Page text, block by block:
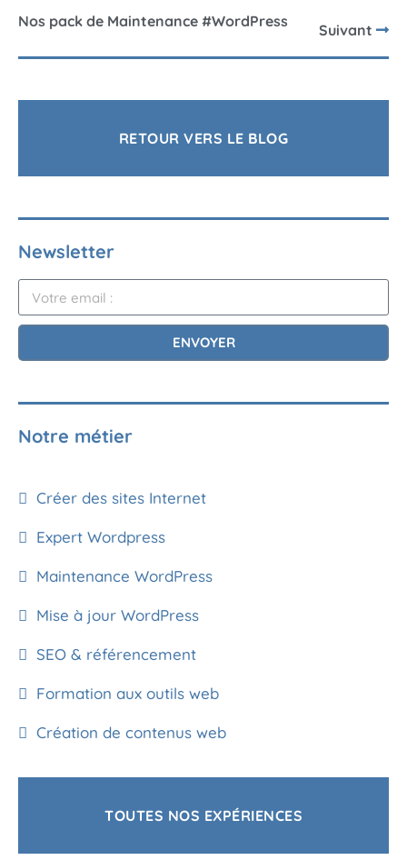
Nos pack de Maintenance #WordPress Suivant
RETOUR VERS LE BLOG
Newsletter
ENVOYER
Notre métier
Créer des sites Internet
Expert Wordpress
Maintenance WordPress
Mise à jour WordPress
SEO & référencement
Formation aux outils web
Création de contenus web
TOUTES NOS EXPÉRIENCES